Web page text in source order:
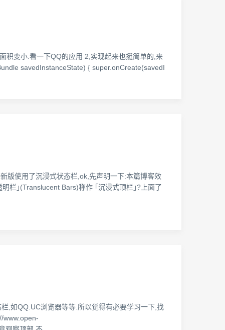
积变小.看一下QQ的应用 2,实现起来也挺简单的,来
savedInstanceState) { super.onCreate(savedI
版使用了沉浸式状态栏,ok,先声明一下:本篇博客效
栏｣(Translucent Bars)称作 ｢沉浸式顶栏｣?上面了
,如QQ.UC浏览器等等.所以觉得有必要学习一下,找
www.open-